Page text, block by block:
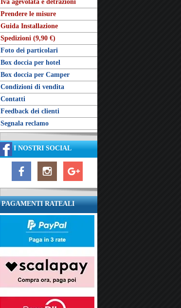
Iva agevolata e detrazioni
Prendere le misure
Guida Installazione
Spedizioni (9,90 €)
Foto dei particolari
Box doccia per hotel
Box doccia per Camper
Condizioni di vendita
Contatti
Feedback dei clienti
Segnala reclamo
I NOSTRI SOCIAL
PAGAMENTI RATEALI